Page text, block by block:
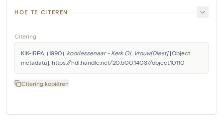
HOE TE CITEREN
Citering
KIK-IRPA. (1990). koorlessenaar - Kerk O.L.Vrouw[Diest] [Object
metadata]. https://hdl.handle.net/20.500.14037/object.10110
Citering kopiëren